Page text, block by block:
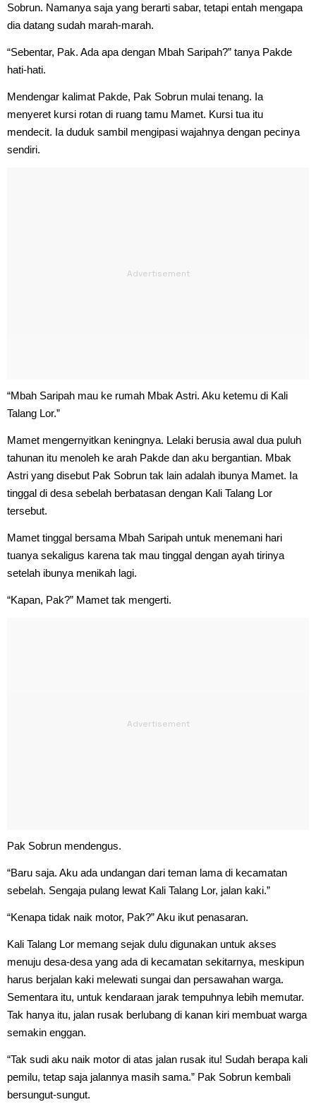
Sobrun. Namanya saja yang berarti sabar, tetapi entah mengapa
dia datang sudah marah-marah.
“Sebentar, Pak. Ada apa dengan Mbah Saripah?” tanya Pakde
hati-hati.
Mendengar kalimat Pakde, Pak Sobrun mulai tenang. Ia
menyeret kursi rotan di ruang tamu Mamet. Kursi tua itu
mendecit. Ia duduk sambil mengipasi wajahnya dengan pecinya
sendiri.
“Mbah Saripah mau ke rumah Mbak Astri. Aku ketemu di Kali
Talang Lor.”
Mamet mengernyitkan keningnya. Lelaki berusia awal dua puluh
tahunan itu menoleh ke arah Pakde dan aku bergantian. Mbak
Astri yang disebut Pak Sobrun tak lain adalah ibunya Mamet. Ia
tinggal di desa sebelah berbatasan dengan Kali Talang Lor
tersebut.
Mamet tinggal bersama Mbah Saripah untuk menemani hari
tuanya sekaligus karena tak mau tinggal dengan ayah tirinya
setelah ibunya menikah lagi.
“Kapan, Pak?” Mamet tak mengerti.
Pak Sobrun mendengus.
“Baru saja. Aku ada undangan dari teman lama di kecamatan
sebelah. Sengaja pulang lewat Kali Talang Lor, jalan kaki.”
“Kenapa tidak naik motor, Pak?” Aku ikut penasaran.
Kali Talang Lor memang sejak dulu digunakan untuk akses
menuju desa-desa yang ada di kecamatan sekitarnya, meskipun
harus berjalan kaki melewati sungai dan persawahan warga.
Sementara itu, untuk kendaraan jarak tempuhnya lebih memutar.
Tak hanya itu, jalan rusak berlubang di kanan kiri membuat warga
semakin enggan.
“Tak sudi aku naik motor di atas jalan rusak itu! Sudah berapa kali
pemilu, tetap saja jalannya masih sama.” Pak Sobrun kembali
bersungut-sungut.